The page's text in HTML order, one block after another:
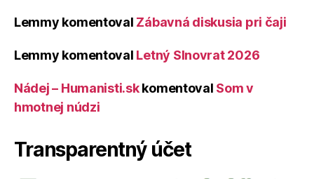
Lemmy komentoval Zábavná diskusia pri čaji
Lemmy komentoval Letný Slnovrat 2026
Nádej – Humanisti.skkomentoval Som v
hmotnej núdzi
Transparentný účet